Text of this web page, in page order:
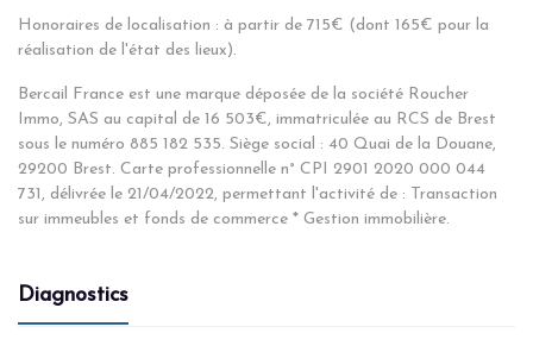
Honoraires de localisation : à partir de 715€ (dont 165€ pour la
réalisation de l'état des lieux).
Bercail France est une marque déposée de la société Roucher
Immo, SAS au capital de 16 503€, immatriculée au RCS de Brest
sous le numéro 885 182 535. Siège social : 40 Quai de la Douane,
29200 Brest. Carte professionnelle n° CPI 2901 2020 000 044
731, délivrée le 21/04/2022, permettant l'activité de : Transaction
sur immeubles et fonds de commerce * Gestion immobilière.
Diagnostics